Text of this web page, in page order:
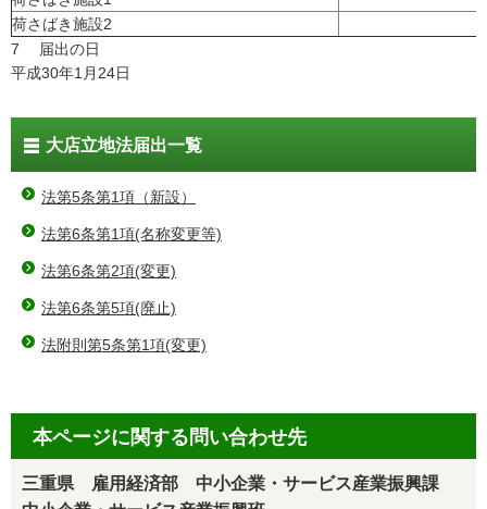
荷さばき施設2
7 届出の日
平成30年1月24日
大店立地法届出一覧
法第5条第1項（新設）
法第6条第1項(名称変更等)
法第6条第2項(変更)
法第6条第5項(廃止)
法附則第5条第1項(変更)
本ページに関する問い合わせ先
三重県 雇用経済部 中小企業・サービス産業振興課